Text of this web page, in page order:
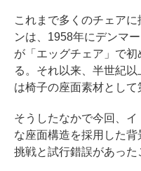
これまで多くのチェア
ンは、1958年にデンマ
が「エッグチェア」で
る。それ以来、半世紀
は椅子の座面素材として
そうしたなかで今回、
な座面構造を採用した
挑戦と試行錯誤があった